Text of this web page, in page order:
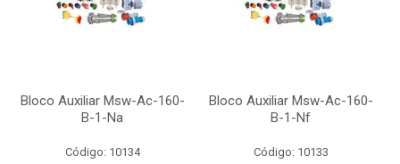
Bloco Auxiliar Msw-Ac-160-
B-1-Na
Código: 10134
Bloco Auxiliar Msw-Ac-160-
B-1-Nf
Código: 10133